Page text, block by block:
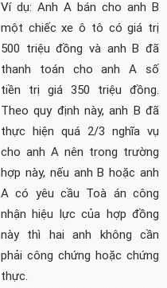
Ví dụ: Anh A bán cho anh B
một chiếc xe ô tô có giá trị
500 triệu đồng và anh B đã
thanh toán cho anh A số
tiền trị giá 350 triệu đồng.
Theo quy định này, anh B đã
thực hiện quá 2/3 nghĩa vụ
cho anh A nên trong trường
hợp này, nếu anh B hoặc anh
A có yêu cầu Toà án công
nhận hiệu lực của hợp đồng
này thì hai anh không cần
phải công chứng hoặc chứng
thực.